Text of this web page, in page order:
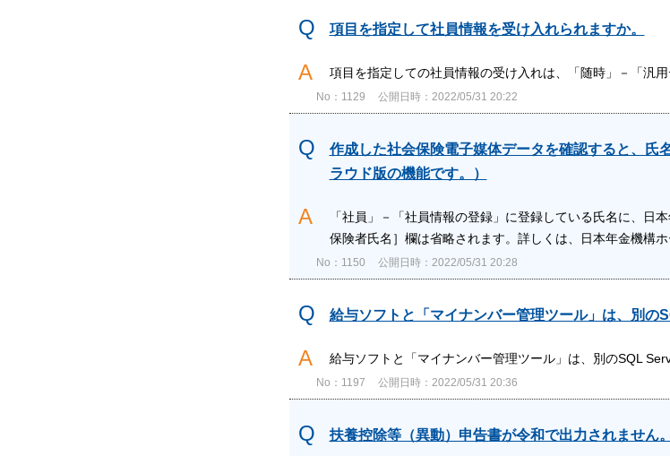
項目を指定して社員情報を受け入れられますか。
項目を指定しての社員情報の受け入れは、「随時」－「汎
No：1129 公開日時：2022/05/31 20:22
作成した社会保険電子媒体データを確認すると、
ラウド版の機能です。）
「社員」－「社員情報の登録」に登録している氏名に、日
保険者氏名］欄は省略されます。詳しくは、日本年金機構
No：1150 公開日時：2022/05/31 20:28
給与ソフトと「マイナンバー管理ツール」は、別の
給与ソフトと「マイナンバー管理ツール」は、別のSQL
No：1197 公開日時：2022/05/31 20:36
扶養控除等（異動）申告書が令和で出力されません。